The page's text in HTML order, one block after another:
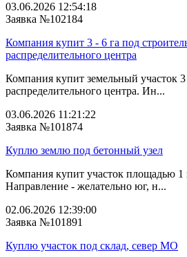
03.06.2026 12:54:18
Заявка №102184
Компания купит 3 - 6 га под
распределительного центра
Компания купит земельный участок
распределительного центра. Ин...
03.06.2026 11:21:22
Заявка №101874
Куплю землю под бетонный узел
Компания купит участок площадью 1
Направление - желательно юг, н...
02.06.2026 12:39:00
Заявка №101891
Куплю участок под склад, север МО